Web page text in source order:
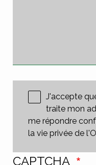
J'accepte
traite mon
me répondre
la vie privée de
CAPTCHA